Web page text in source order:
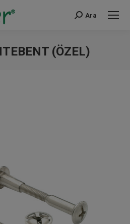
Search:
Ara
(ÖZEL)